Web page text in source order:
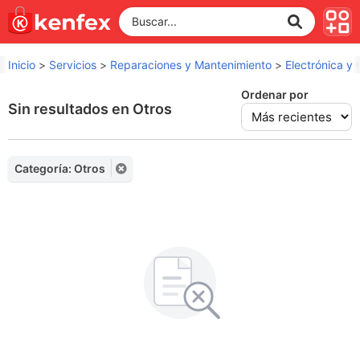
Inicio > Servicios > Reparaciones y Mantenimiento > Electrónica y
Sin resultados en Otros
Ordenar por
Categoría: Otros